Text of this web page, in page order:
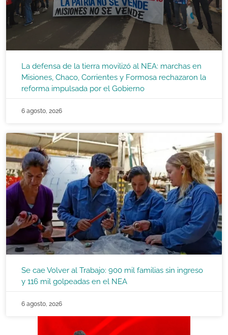
La defensa de la tierra movilizó al NEA: marchas en
Misiones, Chaco, Corrientes y Formosa rechazaron la
reforma impulsada por el Gobierno
6 agosto, 2026
Se cae Volver al Trabajo: 900 mil familias sin ingreso
y 116 mil golpeadas en el NEA
6 agosto, 2026